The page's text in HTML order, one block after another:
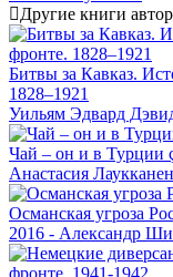
Другие книги
Битвы за Кавказ.
1828–1921
Уильям Эдвард
Чай – он и в Турции
Анастасия Лаукканен
Османская угроза
2016 - Александр